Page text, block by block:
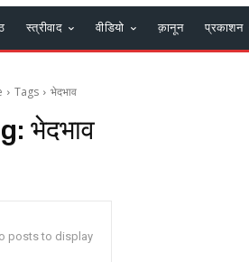
स्त्रीवाद वीडियो क़ानून प्रकाशन
Tags भेदभाव
भेदभाव
posts to display